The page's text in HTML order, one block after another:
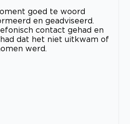
goed te woord
en geadviseerd.
contact gehad en
dat het niet uitkwam of
werd.